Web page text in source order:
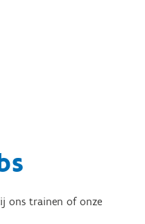
ons trainen of onze